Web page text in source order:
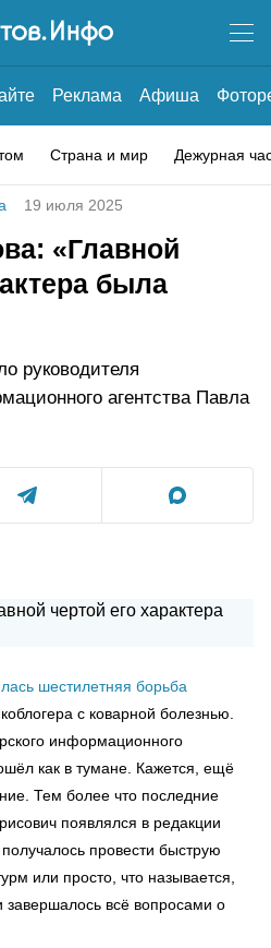
Реклама Афиша
Страна и мир Дежурная
19 июля 2025
«Главной
была
руководителя
агентства Павла
шестилетняя борьба
с коварной болезнью.
информационного
как в тумане. Кажется, ещё
Тем более что последние
появлялся в редакции
провести быструю
или просто, что называется,
завершалось всё вопросами о